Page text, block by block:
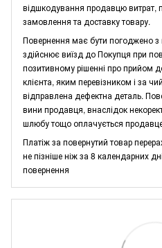
відшкодування продавцю витрат,
замовлення та доставку товару.
Повернення має бути погоджено
здійснює виїзд до Покупця при
позитивному рішенні про прийом
клієнта, яким перевізником і за
відправлена дефектна деталь.
вини продавця, внаслідок
шлюбу тощо оплачується
Платіж за повернутий товар
не пізніше ніж за 8 календарних
повернення